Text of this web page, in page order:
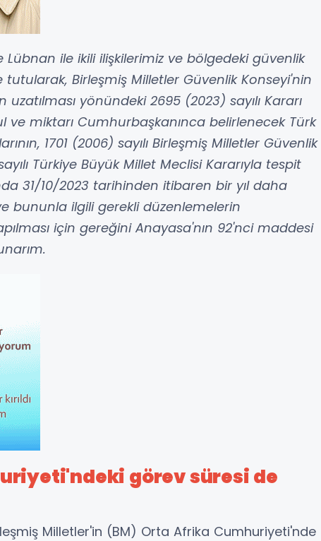
Lübnan ile ikili ilişkilerimiz ve bölgedeki güvenlik
Birleşmiş Milletler Güvenlik Konseyi'nin
uzatılması yönündeki 2695 (2023) sayılı Kararı
ve miktarı Cumhurbaşkanınca belirlenecek Türk
1701 (2006) sayılı Birleşmiş Milletler Güvenlik
Türkiye Büyük Millet Meclisi Kararıyla tespit
31/10/2023 tarihinden itibaren bir yıl daha
bununla ilgili gerekli düzenlemelerin
için gereğini Anayasa'nın 92'nci maddesi
görev süresi de
Milletler'in (BM) Orta Afrika Cumhuriyeti'nde